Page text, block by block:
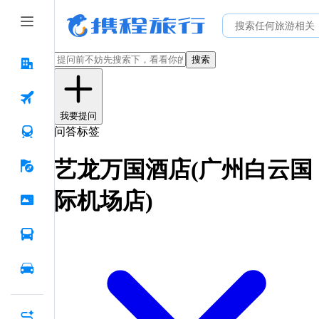
搜索
我要提问
问答标签
艺龙万国酒店(广州白云国
际机场店)